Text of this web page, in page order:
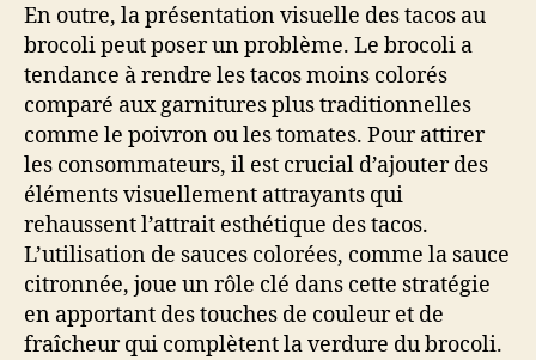
En outre, la présentation visuelle des tacos au
brocoli peut poser un problème. Le brocoli a
tendance à rendre les tacos moins colorés
comparé aux garnitures plus traditionnelles
comme le poivron ou les tomates. Pour attirer
les consommateurs, il est crucial d’ajouter des
éléments visuellement attrayants qui
rehaussent l’attrait esthétique des tacos.
L’utilisation de sauces colorées, comme la sauce
citronnée, joue un rôle clé dans cette stratégie
en apportant des touches de couleur et de
fraîcheur qui complètent la verdure du brocoli.